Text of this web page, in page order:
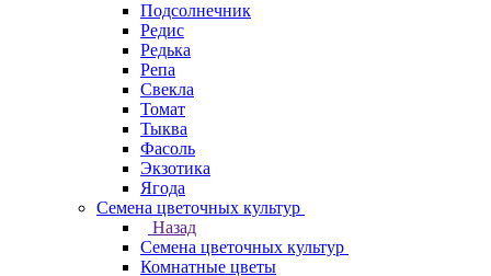
Подсолнечник
Редис
Редька
Репа
Свекла
Томат
Тыква
Фасоль
Экзотика
Ягода
Семена цветочных культур
Назад
Семена цветочных культур
Комнатные цветы